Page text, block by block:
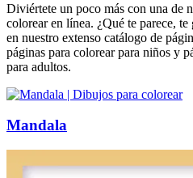
Diviértete un poco más con una de
colorear en línea. ¿Qué te parece,
en nuestro extenso catálogo de
páginas para colorear para niños y
para adultos.
Mandala